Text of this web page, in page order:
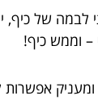
של כיף,
– וממש כיף!